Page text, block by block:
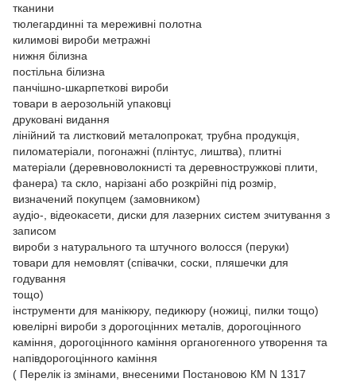
тканини
тюлегардинні та мереживні полотна
килимові вироби метражні
нижня білизна
постільна білизна
панчішно-шкарпеткові вироби
товари в аерозольній упаковці
друковані видання
лінійний та листковий металопрокат, трубна продукція,
пиломатеріали, погонажні (плінтус, лиштва), плитні
матеріали (деревноволокнисті та деревностружкові плити,
фанера) та скло, нарізані або розкрійні під розмір,
визначений покупцем (замовником)
аудіо-, відеокасети, диски для лазерних систем зчитування з
записом
вироби з натурального та штучного волосся (перуки)
товари для немовлят (співачки, соски, пляшечки для
годування
тощо)
інструменти для манікюру, педикюру (ножиці, пилки тощо)
ювелірні вироби з дорогоцінних металів, дорогоцінного
каміння, дорогоцінного каміння органогенного утворення та
напівдорогоцінного каміння
( Перелік із змінами, внесеними Постановою КМ N 1317